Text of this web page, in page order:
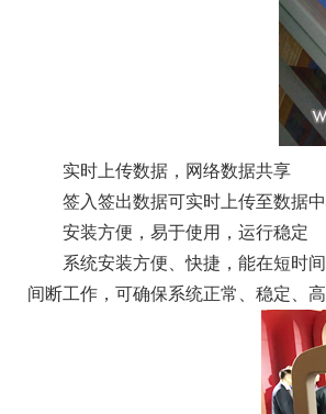
实时上传数据，网络数据共享
签入签出数据可实时上传至数据
安装方便，易于使用，运行稳定
系统安装方便、快捷，能在短时
间断工作，可确保系统正常、稳定、